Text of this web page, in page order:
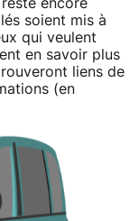
encore
soient mis à
qui veulent
en savoir plus
liens de
(en